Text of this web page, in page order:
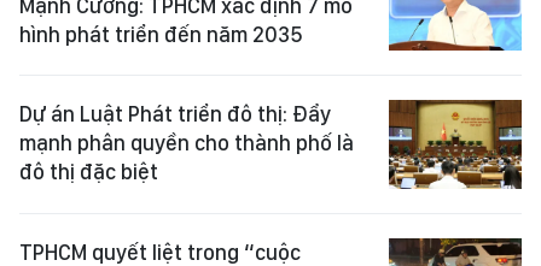
Mạnh Cường: TPHCM xác định 7 mô
hình phát triển đến năm 2035
Dự án Luật Phát triển đô thị: Đẩy
mạnh phân quyền cho thành phố là
đô thị đặc biệt
TPHCM quyết liệt trong “cuộc